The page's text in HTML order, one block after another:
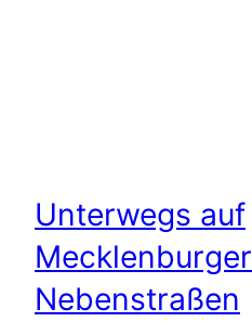
Unterwegs auf
Mecklenburger
Nebenstraßen